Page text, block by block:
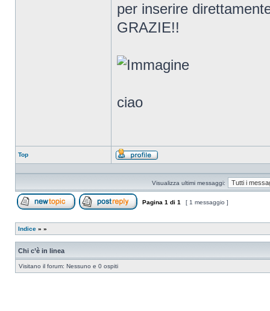
per inserire
GRAZIE!!
ciao
Top
Profilo
Visualizza ultimi messaggi:
Pagina 1 di 1 [ 1 messaggio ]
Indice » »
Chi c’è in linea
Visitano il forum: Nessuno e 0 ospiti